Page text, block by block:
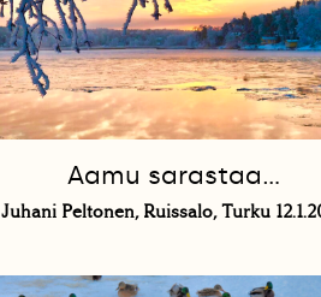
Aamu sarastaa…
Juhani Peltonen, Ruissalo, Turku